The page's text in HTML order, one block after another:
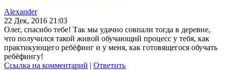
Alexander
22 Дек, 2016 21:03
Олег, спасибо тебе! Так мы удачно совпали тогда в деревне,
что получился такой живой обучающий процесс у тебя, как
практикующего ребёфинг и у меня, как готовящегося обучать
ребёфингу!
Ссылка на комментарий | Ответить